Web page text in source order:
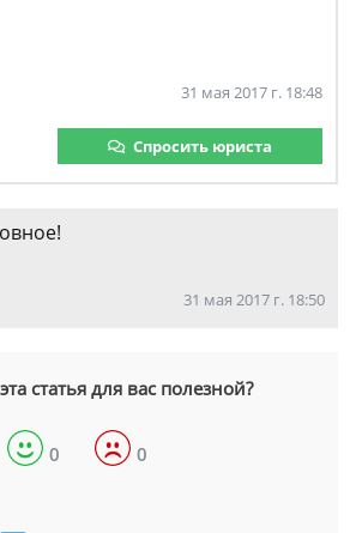
31 мая 2017 г. 18:48
Спросить юриста
31 мая 2017 г. 18:50
статья для вас полезной?
0 0